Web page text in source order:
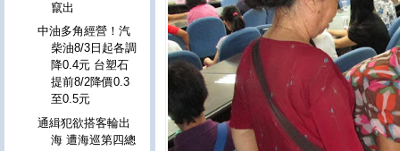
竄出
中油多角經營！汽
柴油8/3日起各調
降0.4元 台塑石
提前8/2降價0.3
至0.5元
通緝犯欲搭客輪出
海 遭海巡第四總